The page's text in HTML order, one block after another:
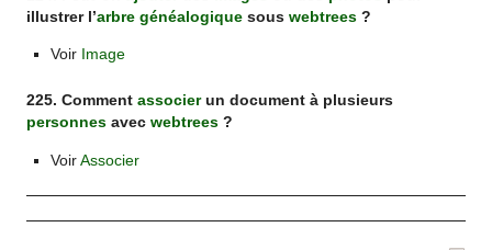
illustrer l’arbre généalogique souswebtrees ?
Voir Image
225. Commentassocierun document à plusieurs
personnes avecwebtrees ?
VoirAssocier